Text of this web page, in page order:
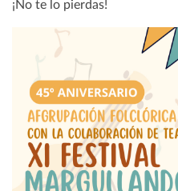
¡No te lo pierdas!